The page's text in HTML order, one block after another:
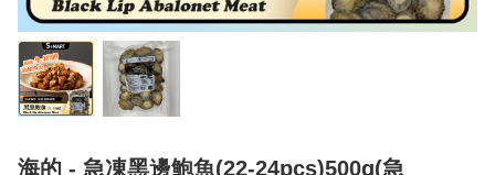
海的 - 急凍黑邊鮑魚(22-24pcs)500g(急